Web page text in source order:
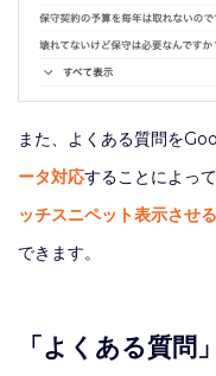
また、よくある質問を
ータ対応することによっ
ッチスニペット表示させ
できます。
「よくある質問